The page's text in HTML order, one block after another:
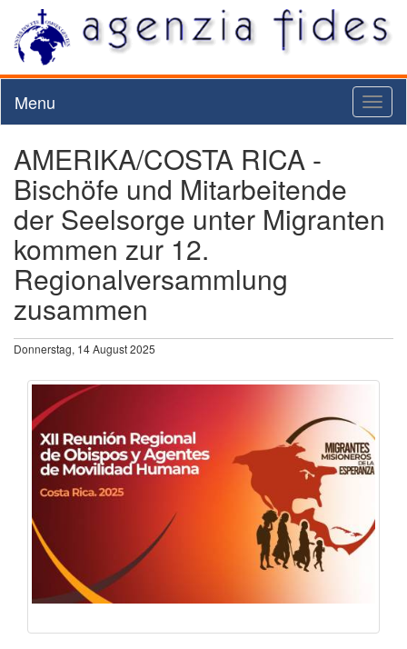
Menu
AMERIKA/COSTA RICA -
Bischöfe und Mitarbeitende
der Seelsorge unter Migranten
kommen zur 12.
Regionalversammlung
zusammen
Donnerstag, 14 August 2025